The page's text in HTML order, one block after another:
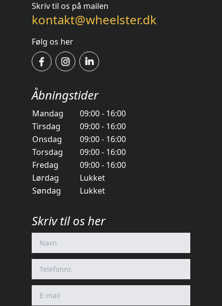
Skriv til os på mailen
kontakt@wheelster.dk
Følg os her
Åbningstider
Mandag
09:00 - 16:00
Tirsdag
09:00 - 16:00
Onsdag
09:00 - 16:00
Torsdag
09:00 - 16:00
Fredag
09:00 - 16:00
Lørdag
Lukket
Søndag
Lukket
Skriv til os her